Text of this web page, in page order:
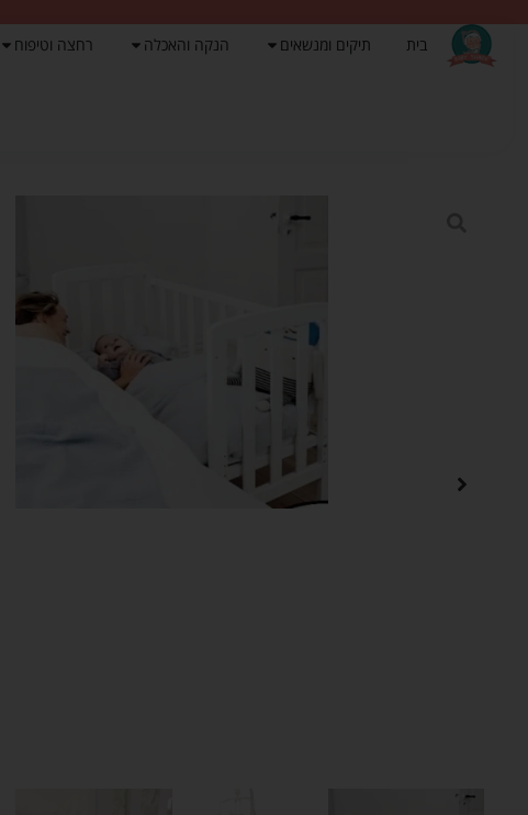
בית תיקים ומנשאים הנקה והאכלה רחצה וטיפוח